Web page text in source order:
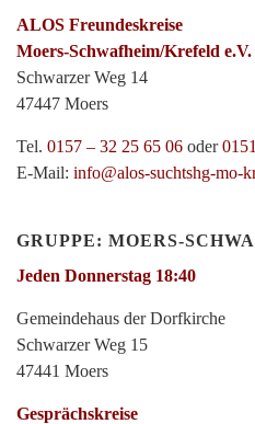
ALOS Freundeskreise
Moers-Schwafheim/Krefeld e.V.
Schwarzer Weg 14
47447 Moers
Tel. 0157 – 32 25 65 06 oder
E-Mail: info@alos-suchtshg-mo-
GRUPPE: MOERS-
Jeden Donnerstag 18:40
Gemeindehaus der Dorfkirche
Schwarzer Weg 15
47441 Moers
Gesprächskreise